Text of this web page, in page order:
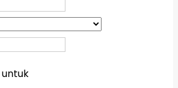
untuk